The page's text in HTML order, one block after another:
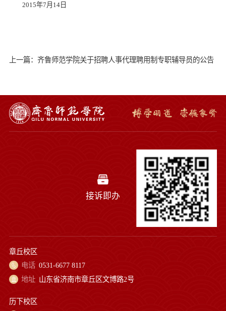
2015年7月14日
上一篇：齐鲁师范学院关于招聘人事代理聘用制专职辅导员的公告
接诉即办
章丘校区
电话 0531-6677 8117
地址 山东省济南市章丘区文博路2号
历下校区